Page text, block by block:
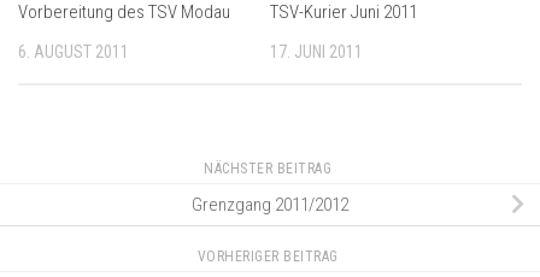
Vorbereitung des TSV Modau
6. AUGUST 2011
TSV-Kurier Juni 2011
17. JUNI 2011
NÄCHSTER BEITRAG
Grenzgang 2011/2012
VORHERIGER BEITRAG